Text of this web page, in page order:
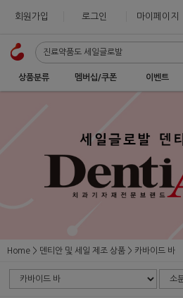
회원가입 로그인 마이페이지
상품분류 멤버십/쿠폰 이벤트
Home 덴티안 및 세일 제조 상품 카바이드 바